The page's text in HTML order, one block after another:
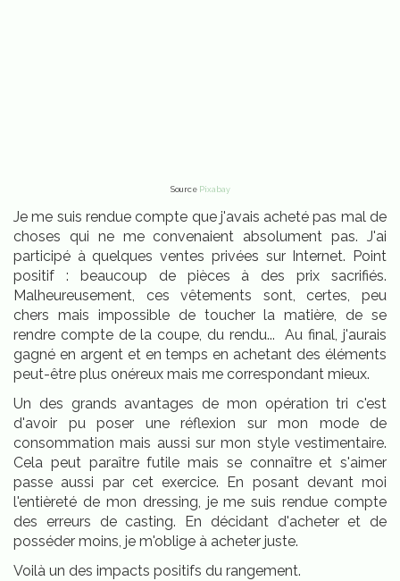
Source Pixabay
Je me suis rendue compte que j'avais acheté pas mal de
choses qui ne me convenaient absolument pas. J'ai
participé à quelques ventes privées sur Internet. Point
positif : beaucoup de pièces à des prix sacrifiés.
Malheureusement, ces vêtements sont, certes, peu
chers mais impossible de toucher la matière, de se
rendre compte de la coupe, du rendu... Au final, j'aurais
gagné en argent et en temps en achetant des éléments
peut-être plus onéreux mais me correspondant mieux.
Un des grands avantages de mon opération tri c'est
d'avoir pu poser une réflexion sur mon mode de
consommation mais aussi sur mon style vestimentaire.
Cela peut paraître futile mais se connaître et s'aimer
passe aussi par cet exercice. En posant devant moi
l'entièreté de mon dressing, je me suis rendue compte
des erreurs de casting. En décidant d'acheter et de
posséder moins, je m'oblige à acheter juste.
Voilà un des impacts positifs du rangement.